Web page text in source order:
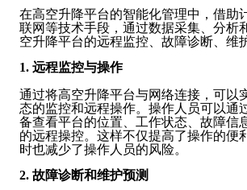
在高空升降平台的智能化管理中，借助
联网等技术手段，通过数据采集、分析
空升降平台的远程监控、故障诊断、维
1. 远程监控与操作
通过将高空升降平台与网络连接，可以
态的监控和远程操作。操作人员可以通
备查看平台的位置、工作状态、故障信
的远程操控。这样不仅提高了操作的便
时也减少了操作人员的风险。
2. 故障诊断和维护预测